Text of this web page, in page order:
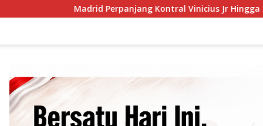
Perpanjang Kontral Vinicius Jr Hingga 2032